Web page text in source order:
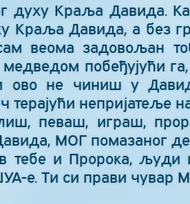
духу Краља Давида.
Давида, а без
веома задовољан
побеђујући
ово не чиниш у
непријатеље
певаш, играш,
МОГ помазаног
тебе и Пророка,
е. Ти си прави чувар